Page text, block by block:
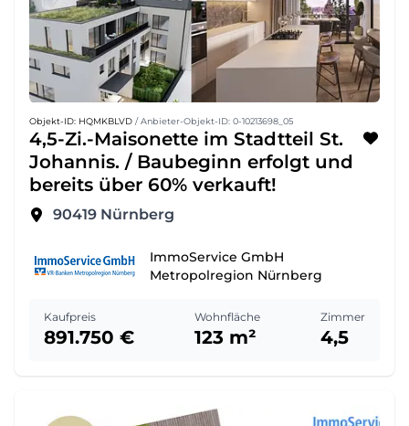
Objekt-ID: HQMKBLVD / Anbieter-Objekt-ID: 0-10213698_05
4,5-Zi.-Maisonette im Stadtteil St.
Johannis. / Baubeginn erfolgt und
bereits über 60% verkauft!
90419 Nürnberg
ImmoService GmbH
Metropolregion Nürnberg
Kaufpreis
891.750 €
Wohnfläche
123 m²
Zimmer
4,5